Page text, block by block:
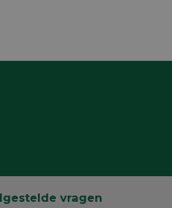
vragen